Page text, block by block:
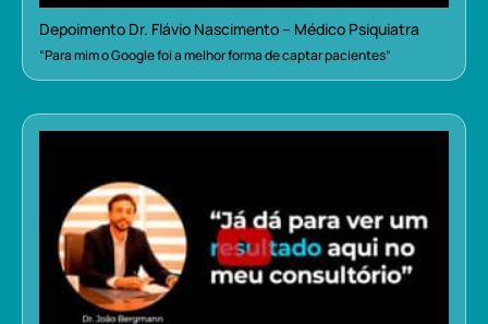
Depoimento Dr. Flávio Nascimento – Médico Psiquiatra
“Para mim o Google foi a melhor forma de captar pacientes”